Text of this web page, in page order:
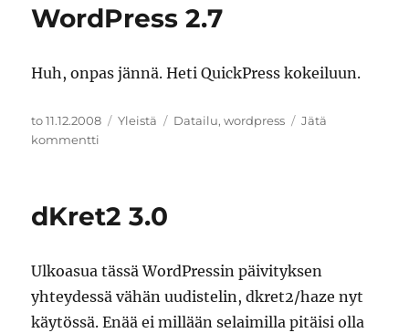
WordPress 2.7
Huh, onpas jännä. Heti QuickPress kokeiluun.
Julkaistu
to 11.12.2008 Kategoriat
Yleistä Avainsanat
Datailu,wordpress
Jätä
kommentti
dKret2 3.0
Ulkoasua tässä WordPressin päivityksen
yhteydessä vähän uudistelin, dkret2/haze nyt
käytössä. Enää ei millään selaimilla pitäisi olla